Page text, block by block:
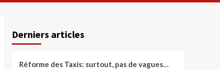
Derniers articles
Réforme des Taxis: surtout, pas de vagues…